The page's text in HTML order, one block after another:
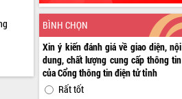
BÌNH CHỌN
Xin ý kiến đánh giá về giao diện, nội
dung, chất lượng cung cấp thông tin
của Cổng thông tin điện tử tỉnh
Rất tốt